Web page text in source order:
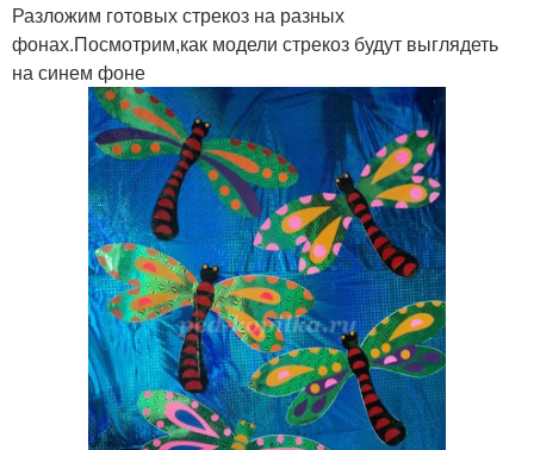
Разложим готовых стрекоз на разных
фонах.Посмотрим,как модели стрекоз будут выглядеть
на синем фоне